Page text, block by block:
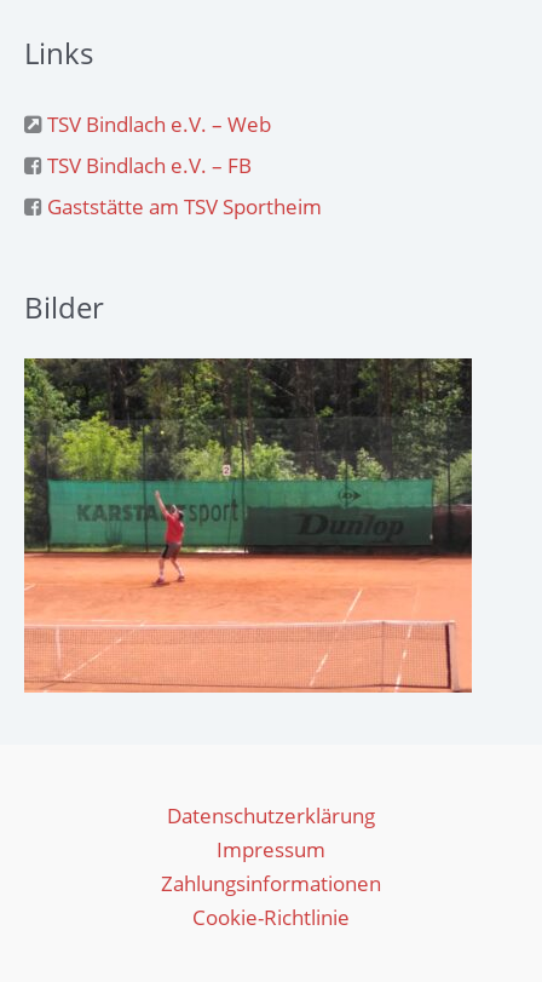
Links
TSV Bindlach e.V. – Web
TSV Bindlach e.V. – FB
Gaststätte am TSV Sportheim
Bilder
Datenschutzerklärung
Impressum
Zahlungsinformationen
Cookie-Richtlinie